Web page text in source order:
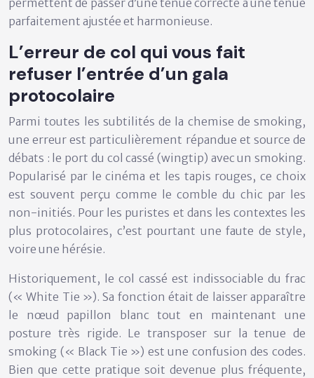
permettent de passer d’une tenue correcte à une tenue
parfaitement ajustée et harmonieuse.
L’erreur de col qui vous fait
refuser l’entrée d’un gala
protocolaire
Parmi toutes les subtilités de la chemise de smoking,
une erreur est particulièrement répandue et source de
débats : le port du col cassé (wingtip) avec un smoking.
Popularisé par le cinéma et les tapis rouges, ce choix
est souvent perçu comme le comble du chic par les
non-initiés. Pour les puristes et dans les contextes les
plus protocolaires, c’est pourtant une faute de style,
voire une hérésie.
Historiquement, le col cassé est indissociable du frac
(« White Tie »). Sa fonction était de laisser apparaître
le nœud papillon blanc tout en maintenant une
posture très rigide. Le transposer sur la tenue de
smoking (« Black Tie ») est une confusion des codes.
Bien que cette pratique soit devenue plus fréquente,